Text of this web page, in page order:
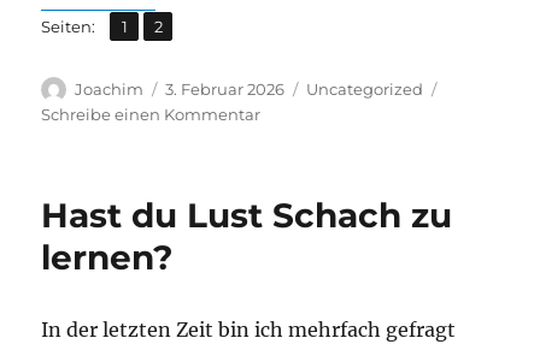
Jahreshauptversammlung
Seiten: Seite
1 ,
Seite
2
Autor
Joachim
Veröffentlicht
am
3. Februar 2026 Kategorien
Uncategorized
Schreibe einen Kommentarzu
Hast du Lust Schach zu
lernen?
In der letzten Zeit bin ich mehrfach gefragt